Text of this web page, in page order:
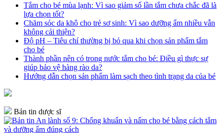
Tắm cho bé mùa lạnh: Vì sao giảm số lần tắm chưa chắc đã là
lựa chọn tốt?
Chăm sóc da khô cho trẻ sơ sinh: Vì sao dưỡng ẩm nhiều vẫn
không cải thiện?
Độ pH – Tiêu chí thường bị bỏ qua khi chọn sản phẩm tắm
cho bé
Thành phần nên có trong nước tắm cho bé: Điều gì thực sự
giúp bảo vệ hàng rào da?
Hướng dẫn chọn sản phẩm làm sạch theo tình trạng da của bé
Bản tin dược sĩ